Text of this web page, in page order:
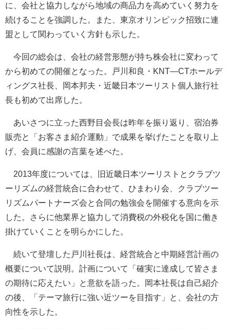
に、会社と協力しながら地域の商品力を高めていく努力を
続けることを強調した。また、東京オリンピック招致に連
盟として関わっていく方針も示した。
今回の総会は、会社の経営形態が持ち株会社に変わって
から初めての開催となった。戸川和良・KNT—CTホールデ
ィングス社長、岡本邦夫・近畿日本ツーリスト個人旅行社
長も初めて出席した。
あいさつに立った西野目会長は昨年を振り返り、宿泊券
販売と「お客さま紹介運動」で成果を挙げたことを取り上
げ、会員に感謝の言葉を述べた。
2013年度については、旧近畿日本ツーリストとクラブツ
ーリズムの経営統合に合わせて、ひまわり会、クラブツー
リズムパートナーズ会と合同の勉強会を開催する意向を示
した。さらに他業界と協力して消費税の外税化を国に働き
掛けていくことを明らかにした。
続いて登壇した戸川社長は、経営統合と中期経営計画の
概要について説明。計画について「確実に達成して皆さま
の期待に応えたい」と意欲を語った。岡本社長は自己紹介
の後、「テーマ旅行に強い近ツーを目指す」と、会社の方
向性を示した。